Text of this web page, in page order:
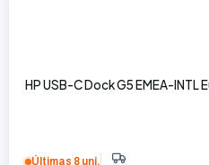
HP USB-C Dock G5 EMEA-INTL
Últimas 8 uni.